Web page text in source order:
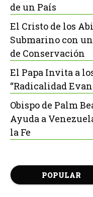
de un País
El Cristo de los
Submarino con
de Conservación
El Papa Invita a
“Radicalidad
Obispo de Palm
Ayuda a
la Fe
POPULAR